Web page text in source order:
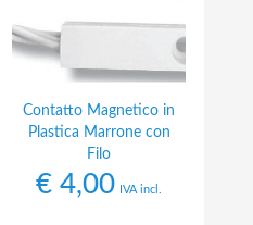
Contatto Magnetico in
Plastica Marrone con
Filo
€ 4,00 IVA incl.